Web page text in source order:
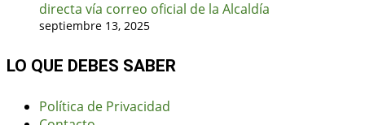
directa vía correo oficial de la Alcaldía
septiembre 13, 2025
LO QUE DEBES SABER
Política de Privacidad